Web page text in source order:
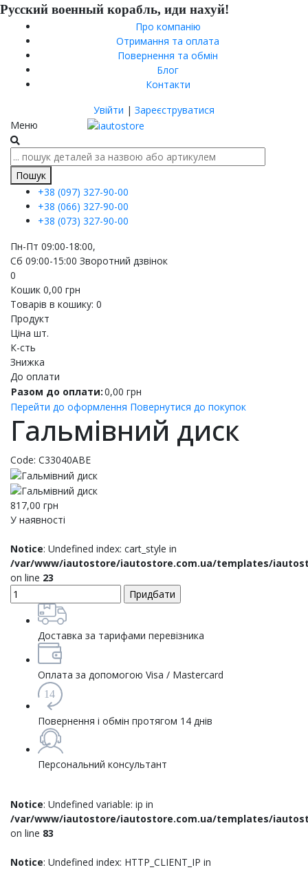
Русский военный корабль, иди нахуй!
Про компанію
Отримання та оплата
Повернення та обмін
Блог
Контакти
Увійти | Зареєструватися
Меню
Пошук
+38 (097) 327-90-00
+38 (066) 327-90-00
+38 (073) 327-90-00
Пн-Пт 09:00-18:00,
Сб 09:00-15:00 Зворотний дзвінок
0
Кошик 0,00 грн
Товарів в кошику: 0
Продукт
Ціна шт.
К-сть
Знижка
До оплати
Разом до оплати:0,00 грн
Перейти до оформлення Повернутися до покупок
Гальмівний диск
Code: C33040ABE
817,00 грн
У наявності
Notice: Undefined index: cart_style in
/var/www/iautostore/iautostore.com.ua/templates/
on line 23
Доставка за тарифами перевізника
Оплата за допомогою Visa / Mastercard
14
Повернення і обмін протягом 14 днів
Персональний консультант
Notice: Undefined variable: ip in
/var/www/iautostore/iautostore.com.ua/templates/
on line 83
Notice: Undefined index: HTTP_CLIENT_IP in